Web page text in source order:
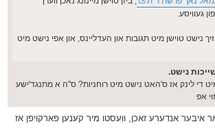
געוויסע.
זיך נישט טוישן מיט תגובות און העדליינס, און אפי נישט מיט
נישט.
מיט די לינק אז ס'האט נישט מיט רוחניות? ס"ה א מתנגד'ישע
אפ
איבער אנדערע זאכן, וועסטו מיר קענען פארקויפן אז